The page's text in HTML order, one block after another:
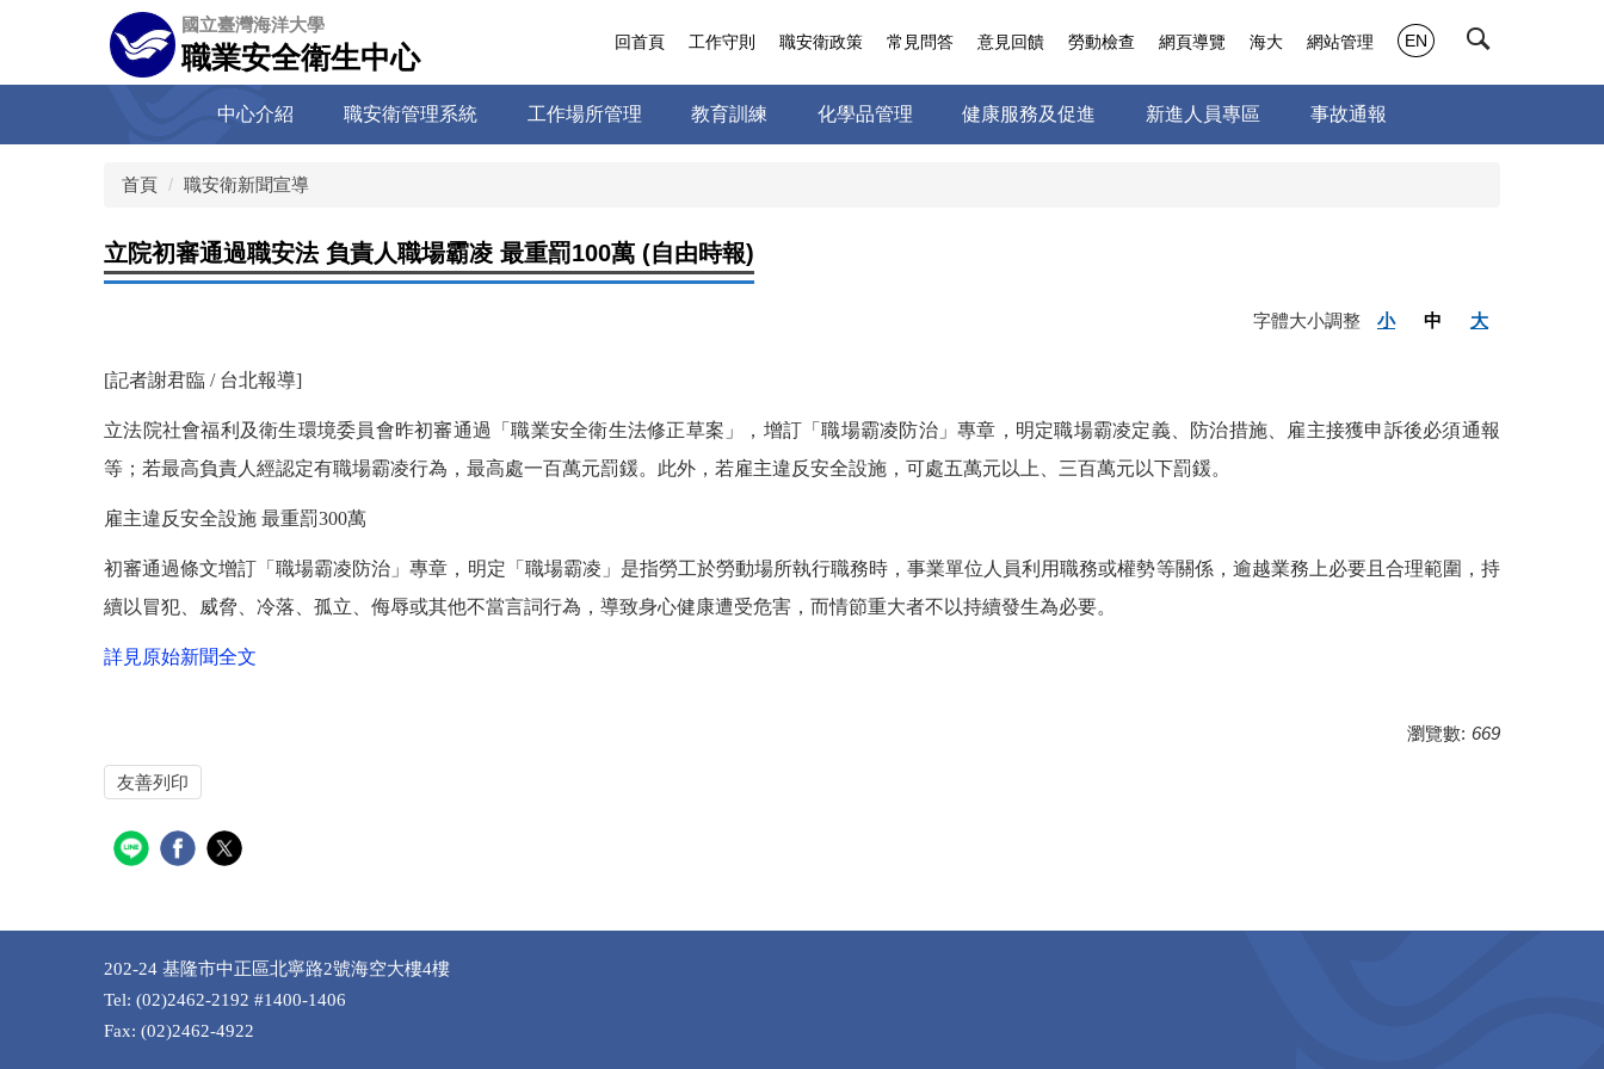
容
國立臺灣海洋大學
職業安全衛生中心
中心介紹 職安衛管理系統 工作場所管理 教育訓練 化學品管理 健康服務及促進 新進人員專區 事故通報
回首頁 工作守則 職安衛政策 常見問答 意見回饋 勞動檢查 網頁導覽 海大 網站管理 EN
首頁 職安衛新聞宣導
立院初審通過職安法 負責人職場霸凌 最重罰100萬 (自由時報)
字體大小調整 小 中 大
[記者謝君臨 / 台北報導]
立法院社會福利及衛生環境委員會昨初審通過「職業安全衛生法修正草案」，增訂「職場霸凌防治」專章，明定職場霸凌定義、防治措施、雇主接獲申訴後必須通報
等；若最高負責人經認定有職場霸凌行為，最高處一百萬元罰鍰。此外，若雇主違反安全設施，可處五萬元以上、三百萬元以下罰鍰。
雇主違反安全設施 最重罰300萬
初審通過條文增訂「職場霸凌防治」專章，明定「職場霸凌」是指勞工於勞動場所執行職務時，事業單位人員利用職務或權勢等關係，逾越業務上必要且合理範圍，持
續以冒犯、威脅、冷落、孤立、侮辱或其他不當言詞行為，導致身心健康遭受危害，而情節重大者不以持續發生為必要。
詳見原始新聞全文
瀏覽數: 669
友善列印
202-24 基隆市中正區北寧路2號海空大樓4樓
Tel: (02)2462-2192 #1400-1406
Fax: (02)2462-4922